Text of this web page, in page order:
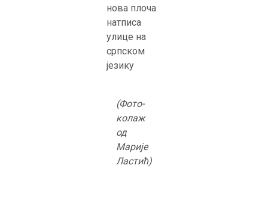
нова плоча
натписа
улице на
српском
језику
(Фото-
колаж
од
Марије
Ластић)